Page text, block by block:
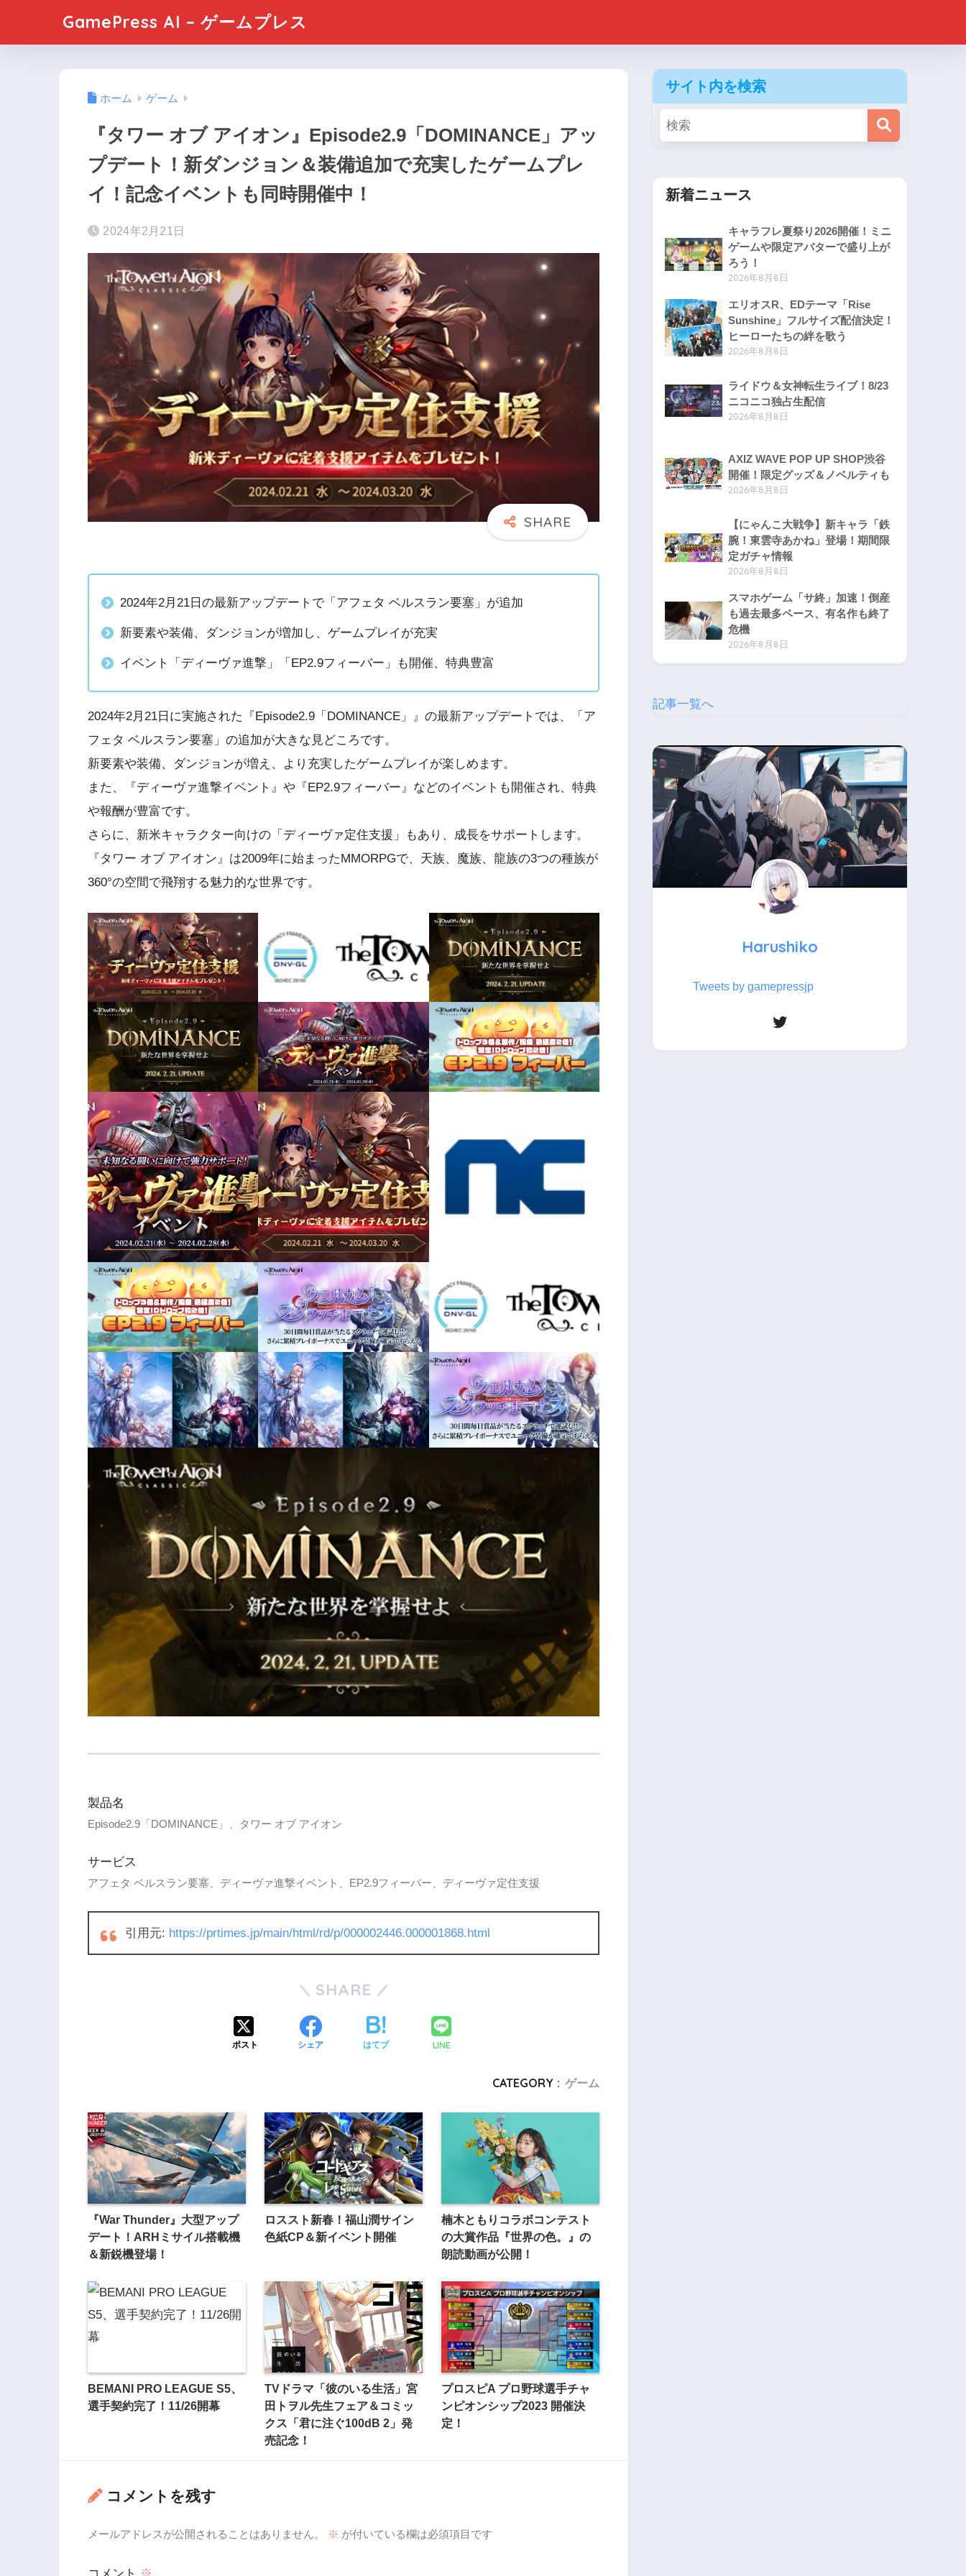
GamePress AI – ゲームプレス
ホーム ゲーム
『タワー オブ アイオン』Episode2.9「DOMINANCE」アッ
プデート！新ダンジョン＆装備追加で充実したゲームプレ
イ！記念イベントも同時開催中！
2024年2月21日
2024年2月21日の最新アップデートで「アフェタ ベルスラン要塞」が追加
新要素や装備、ダンジョンが増加し、ゲームプレイが充実
イベント「ディーヴァ進撃」「EP2.9フィーバー」も開催、特典豊富
2024年2月21日に実施された『Episode2.9「DOMINANCE」』の最新アップデートでは、「ア
フェタ ベルスラン要塞」の追加が大きな見どころです。
新要素や装備、ダンジョンが増え、より充実したゲームプレイが楽しめます。
また、『ディーヴァ進撃イベント』や『EP2.9フィーバー』などのイベントも開催され、特典
や報酬が豊富です。
さらに、新米キャラクター向けの「ディーヴァ定住支援」もあり、成長をサポートします。
『タワー オブ アイオン』は2009年に始まったMMORPGで、天族、魔族、龍族の3つの種族が
360°の空間で飛翔する魅力的な世界です。
製品名
Episode2.9「DOMINANCE」、タワー オブ アイオン
サービス
アフェタ ベルスラン要塞、ディーヴァ進撃イベント、EP2.9フィーバー、ディーヴァ定住支援
引用元: https://prtimes.jp/main/html/rd/p/000002446.000001868.html
SHARE
ポスト シェア はてブ LINE
CATEGORY : ゲーム
『War Thunder』大型アップ
デート！ARHミサイル搭載機
＆新鋭機登場！
ロススト新春！福山潤サイン
色紙CP＆新イベント開催
楠木ともりコラボコンテスト
の大賞作品『世界の色。』の
朗読動画が公開！
BEMANI PRO LEAGUE S5、
選手契約完了！11/26開幕
TVドラマ「彼のいる生活」宮
田トヲル先生フェア＆コミッ
クス「君に注ぐ100dB 2」発
売記念！
プロスピA プロ野球選手チャ
ンピオンシップ2023 開催決
定！
コメントを残す
メールアドレスが公開されることはありません。 ※ が付いている欄は必須項目です
サイト内を検索
新着ニュース
キャラフレ夏祭り2026開催！ミニ
ゲームや限定アバターで盛り上が
ろう！
2026年8月8日
エリオスR、EDテーマ「Rise
Sunshine」フルサイズ配信決定！
ヒーローたちの絆を歌う
2026年8月8日
ライドウ＆女神転生ライブ！8/23
ニコニコ独占生配信
2026年8月8日
AXIZ WAVE POP UP SHOP渋谷
開催！限定グッズ＆ノベルティも
2026年8月8日
【にゃんこ大戦争】新キャラ「鉄
腕！東雲寺あかね」登場！期間限
定ガチャ情報
2026年8月8日
スマホゲーム「サ終」加速！倒産
も過去最多ペース、有名作も終了
危機
2026年8月8日
記事一覧へ
Harushiko
Tweets by gamepressjp